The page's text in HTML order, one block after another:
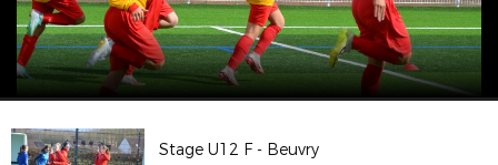
Stage U12 F - Beuvry